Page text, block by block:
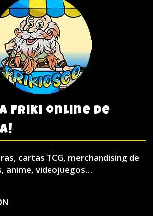
friki online de
cartas TCG, merchandising de
anime, videojuegos…